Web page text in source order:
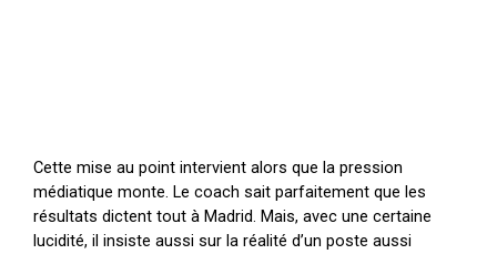
Cette mise au point intervient alors que la pression
médiatique monte. Le coach sait parfaitement que les
résultats dictent tout à Madrid. Mais, avec une certaine
lucidité, il insiste aussi sur la réalité d’un poste aussi